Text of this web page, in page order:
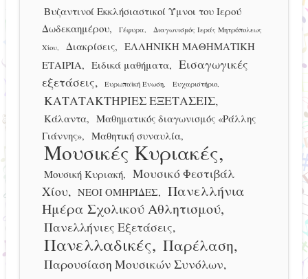
Βυζαντινοί Εκκλήσιαστικοί Ύμνοι του Ιερού
Δωδεκαημέρου
Γέφυρα
Διαγωνισμός Ιεράς Μητρόπολεως
Χίου
Διακρίσεις
ΕΛΛΗΝΙΚΗ ΜΑΘΗΜΑΤΙΚΗ
ΕΤΑΙΡΙΑ
Ειδικά μαθήματα
Εισαγωγικές
εξετάσεις
Ευρωπαϊκή Ένωση Ευχαριστήριο
ΚΑΤΑΤΑΚΤΗΡΙΕΣ ΕΞΕΤΑΣΕΙΣ
Κάλαντα
Μαθηματικός διαγωνισμός «Ράλλης
Γιάννης»
Μαθητική συναυλία
Μουσικές Κυριακές
Μουσική Κυριακή
Μουσικό Φεστιβάλ
Χίου
ΝΕΟΙ ΟΜΗΡΙΔΕΣ
Πανελλήνια
Ημέρα Σχολικού Αθλητισμού
Πανελλήνιες Εξετάσεις
Πανελλαδικές Παρέλαση
Παρουσίαση Μουσικών Συνόλων